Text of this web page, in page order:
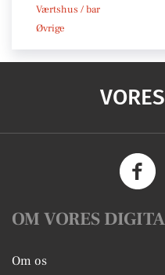
Værtshus / bar
Øvrige
VORES
OM VORES
Om os